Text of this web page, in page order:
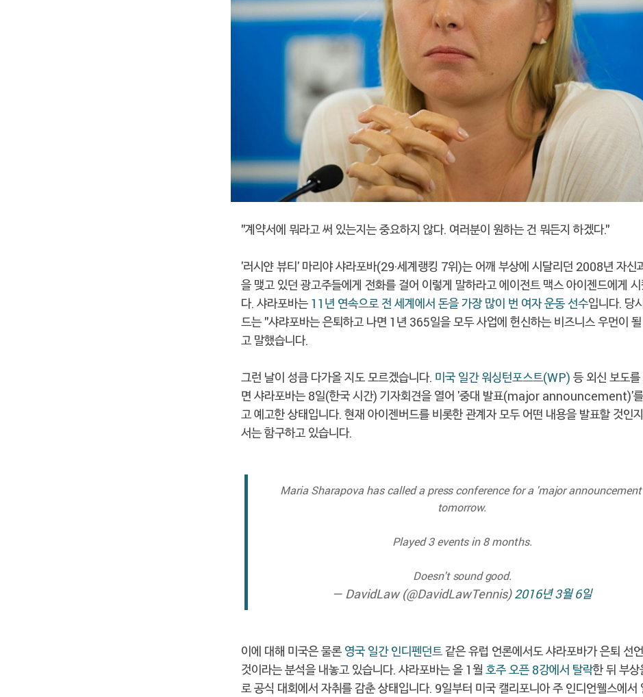
"계약서에 뭐라고 써 있는지는 중요하지 않다. 여러분이 원하는 건 뭐든지 하겠다."
'러시얀 뷰티' 마리야 샤라포바(29·세계랭킹 7위)는 어깨 부상에 시달리던 2008년 자신
을 맺고 있던 광고주들에게 전화를 걸어 이렇게 말하라고 에이전트 맥스 아이젠드에게
다. 샤라포바는 11년 연속으로 전 세계에서 돈을 가장 많이 번 여자 운동 선수입니다. 당
드는 "샤랴포바는 은퇴하고 나면 1년 365일을 모두 사업에 헌신하는 비즈니스 우먼이
고 말했습니다.
그런 날이 성큼 다가올 지도 모르겠습니다. 미국 일간 워싱턴포스트(WP) 등 외신 보도
면 샤라포바는 8일(한국 시간) 기자회견을 열어 '중대 발표(major announcement)'
고 예고한 상태입니다. 현재 아이젠버드를 비롯한 관계자 모두 어떤 내용을 발표할 것인
서는 함구하고 있습니다.
Maria Sharapova has called a press conference for a 'major announcement'
tomorrow.
Played 3 events in 8 months.
Doesn't sound good.
— DavidLaw (@DavidLawTennis)2016년 3월 6일
이에 대해 미국은 물론 영국 일간 인디펜던트같은 유럽 언론에서도 샤라포바가 은퇴 선
것이라는 분석을 내놓고 있습니다. 샤라포바는 올 1월 호주 오픈 8강에서 탈락한 뒤 부
로 공식 대회에서 자취를 감춘 상태입니다. 9일부터 미국 캘리포니아 주 인디언웰스에서